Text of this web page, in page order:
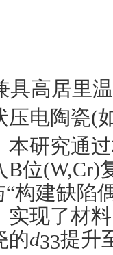
具高居里
压电陶瓷(
本研究通
B位(W,Cr)
构建缺陷
实现了材
的d33提升